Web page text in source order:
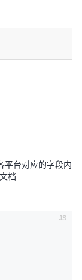
平台对应的字段内
档